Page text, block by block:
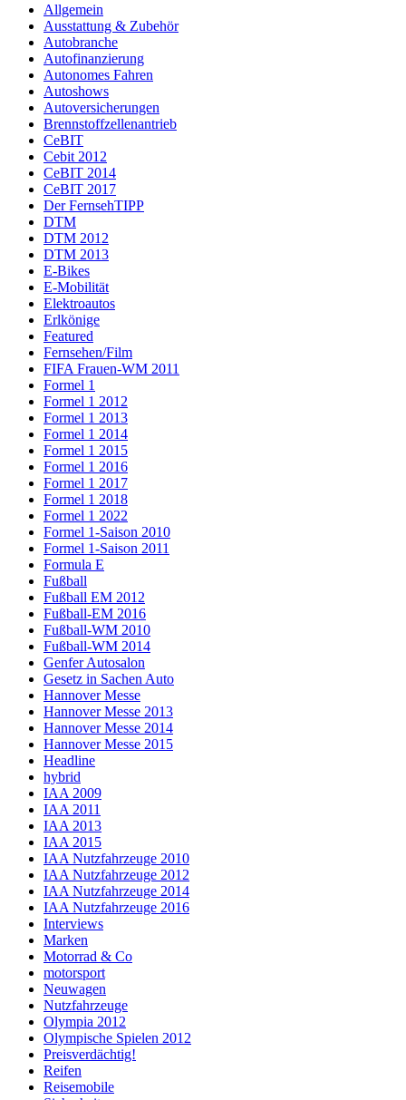
Allgemein
Ausstattung & Zubehör
Autobranche
Autofinanzierung
Autonomes Fahren
Autoshows
Autoversicherungen
Brennstoffzellenantrieb
CeBIT
Cebit 2012
CeBIT 2014
CeBIT 2017
Der FernsehTIPP
DTM
DTM 2012
DTM 2013
E-Bikes
E-Mobilität
Elektroautos
Erlkönige
Featured
Fernsehen/Film
FIFA Frauen-WM 2011
Formel 1
Formel 1 2012
Formel 1 2013
Formel 1 2014
Formel 1 2015
Formel 1 2016
Formel 1 2017
Formel 1 2018
Formel 1 2022
Formel 1-Saison 2010
Formel 1-Saison 2011
Formula E
Fußball
Fußball EM 2012
Fußball-EM 2016
Fußball-WM 2010
Fußball-WM 2014
Genfer Autosalon
Gesetz in Sachen Auto
Hannover Messe
Hannover Messe 2013
Hannover Messe 2014
Hannover Messe 2015
Headline
hybrid
IAA 2009
IAA 2011
IAA 2013
IAA 2015
IAA Nutzfahrzeuge 2010
IAA Nutzfahrzeuge 2012
IAA Nutzfahrzeuge 2014
IAA Nutzfahrzeuge 2016
Interviews
Marken
Motorrad & Co
motorsport
Neuwagen
Nutzfahrzeuge
Olympia 2012
Olympische Spielen 2012
Preisverdächtig!
Reifen
Reisemobile